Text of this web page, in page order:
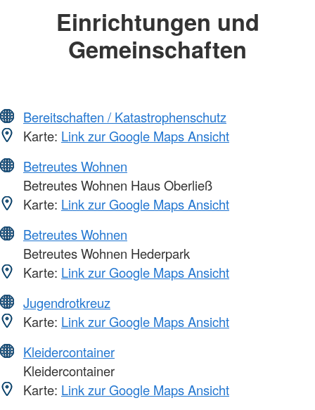
Einrichtungen und
Gemeinschaften
Bereitschaften / Katastrophenschutz
Karte: Link zur Google Maps Ansicht
Betreutes Wohnen
Betreutes Wohnen Haus Oberließ
Karte: Link zur Google Maps Ansicht
Betreutes Wohnen
Betreutes Wohnen Hederpark
Karte: Link zur Google Maps Ansicht
Jugendrotkreuz
Karte: Link zur Google Maps Ansicht
Kleidercontainer
Kleidercontainer
Karte: Link zur Google Maps Ansicht